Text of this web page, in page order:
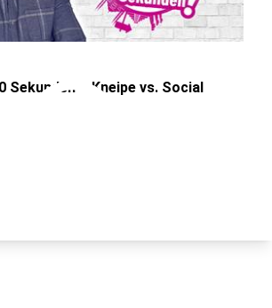
play_circle
Sekunden – Kneipe vs. Social